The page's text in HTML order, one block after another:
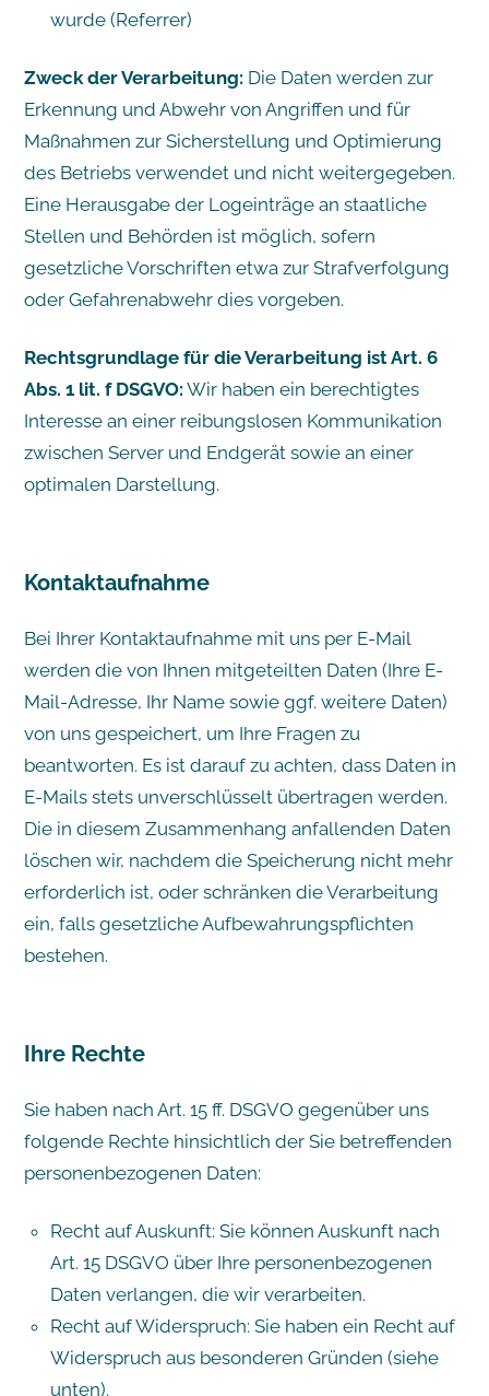
wurde (Referrer)
Zweck der Verarbeitung: Die Daten werden zur
Erkennung und Abwehr von Angriffen und für
Maßnahmen zur Sicherstellung und Optimierung
des Betriebs verwendet und nicht weitergegeben.
Eine Herausgabe der Logeinträge an staatliche
Stellen und Behörden ist möglich, sofern
gesetzliche Vorschriften etwa zur Strafverfolgung
oder Gefahrenabwehr dies vorgeben.
Rechtsgrundlage für die Verarbeitung ist Art. 6
Abs. 1 lit. f DSGVO: Wir haben ein berechtigtes
Interesse an einer reibungslosen Kommunikation
zwischen Server und Endgerät sowie an einer
optimalen Darstellung.
Kontaktaufnahme
Bei Ihrer Kontaktaufnahme mit uns per E-Mail
werden die von Ihnen mitgeteilten Daten (Ihre E-
Mail-Adresse, Ihr Name sowie ggf. weitere Daten)
von uns gespeichert, um Ihre Fragen zu
beantworten. Es ist darauf zu achten, dass Daten in
E-Mails stets unverschlüsselt übertragen werden.
Die in diesem Zusammenhang anfallenden Daten
löschen wir, nachdem die Speicherung nicht mehr
erforderlich ist, oder schränken die Verarbeitung
ein, falls gesetzliche Aufbewahrungspflichten
bestehen.
Ihre Rechte
Sie haben nach Art. 15 ff. DSGVO gegenüber uns
folgende Rechte hinsichtlich der Sie betreffenden
personenbezogenen Daten:
Recht auf Auskunft: Sie können Auskunft nach
Art. 15 DSGVO über Ihre personenbezogenen
Daten verlangen, die wir verarbeiten.
Recht auf Widerspruch: Sie haben ein Recht auf
Widerspruch aus besonderen Gründen (siehe
unten).